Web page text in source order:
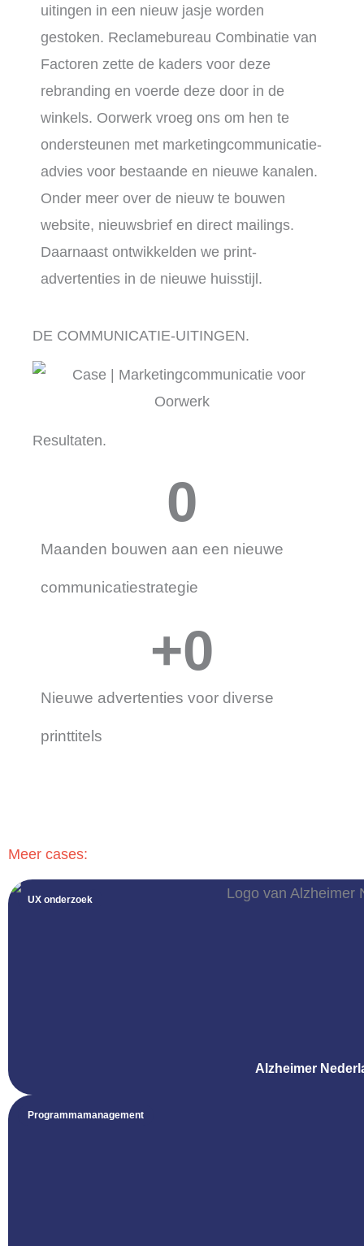
uitingen in een nieuw jasje worden
gestoken. Reclamebureau Combinatie van
Factoren zette de kaders voor deze
rebranding en voerde deze door in de
winkels. Oorwerk vroeg ons om hen te
ondersteunen met marketingcommunicatie-
advies voor bestaande en nieuwe kanalen.
Onder meer over de nieuw te bouwen
website, nieuwsbrief en direct mailings.
Daarnaast ontwikkelden we print-
advertenties in de nieuwe huisstijl.
DE COMMUNICATIE-UITINGEN.
Resultaten.
Maanden bouwen aan een nieuwe
communicatiestrategie
0
Nieuwe advertenties voor diverse
printtitels
+0
Meer cases:
UX onderzoek
Alzheimer
Programmamanagement